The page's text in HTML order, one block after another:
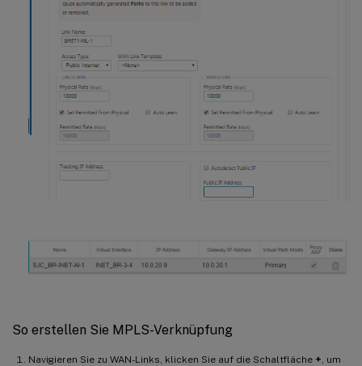
So erstellen Sie MPLS-Verknüpfung
Navigieren Sie zu WAN-Links, klicken Sie auf die Schaltfläche +, um